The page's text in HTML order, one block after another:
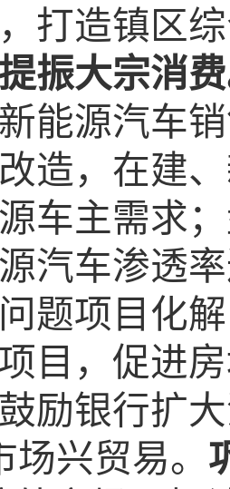
打造镇区
提振大宗消
能源汽车
造，在建
车主需求；
汽车渗透
题项目化
目 ，促进
励银行扩
兴贸易。